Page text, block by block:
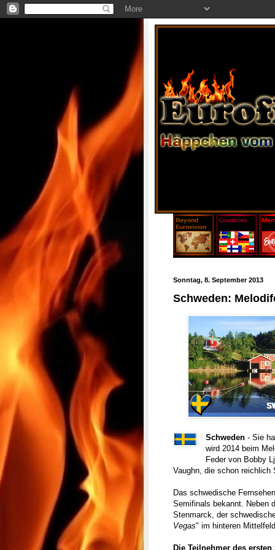
Sonntag, 8. September 2013
Schweden:
Schweden - Sie
wird 2014 beim
Feder von Bobby
Vaughn, die schon reichlich
Das schwedische
Semifinals bekannt. Neben
Stenmarck, der
Vegas" im hinteren
Die Teilnehmer des